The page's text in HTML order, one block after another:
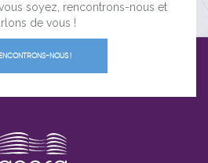
soyez, rencontrons-nous et
de vous !
NOUS !